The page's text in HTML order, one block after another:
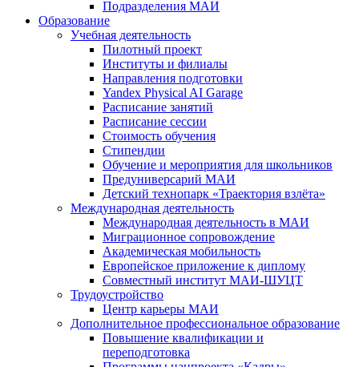
Подразделения МАИ
Образование
Учебная деятельность
Пилотный проект
Институты и филиалы
Направления подготовки
Yandex Physical AI Garage
Расписание занятий
Расписание сессии
Стоимость обучения
Стипендии
Обучение и мероприятия для школьников
Предуниверсарий МАИ
Детский технопарк «Траектория взлёта»
Международная деятельность
Международная деятельность в МАИ
Миграционное сопровождение
Академическая мобильность
Европейское приложение к диплому
Совместный институт МАИ-ШУЦТ
Трудоустройство
Центр карьеры МАИ
Дополнительное профессиональное образование
Повышение квалификации и
переподготовка